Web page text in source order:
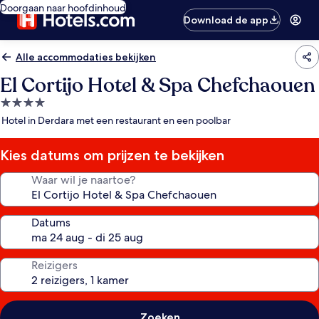
Doorgaan naar hoofdinhoud
Download de app
Alle accommodaties bekijken
El Cortijo Hotel & Spa Chefchaouen
4.0-
sterrenaccommodatie
Hotel in Derdara met een restaurant en een poolbar
Kies datums om prijzen te bekijken
Waar wil je naartoe?
Datums
Reizigers